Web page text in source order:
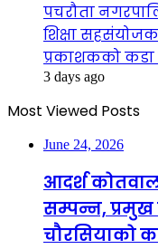
पचरौता
शिक्षा
प्रकाशकको कडा
3 days ago
Most Viewed Posts
June 24, 2026
आदर्श
सम्पन्न,
चौरसियाको